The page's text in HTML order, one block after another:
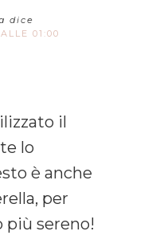
dice
01:00
il
lo
è anche
per
più sereno!